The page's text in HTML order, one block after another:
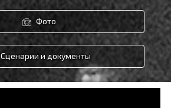
Фото
Сценарии и документы